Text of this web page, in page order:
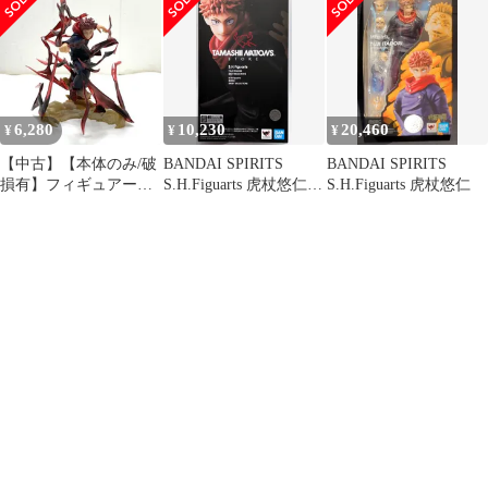
悠仁 約190mm PVC・
ABS製 塗装済み完成品
フィギュア 203131
¥ 6,280
【中古】【本体のみ/破
損有】フィギュアーツ
¥ 10,230
BANDAI SPIRITS
S.H.Figuarts 虎杖悠仁
¥ 20,460
BANDAI SPIRITS
S.H.Figuarts 虎杖悠仁